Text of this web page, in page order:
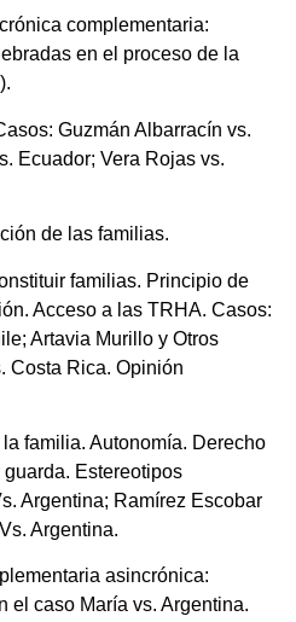
complementaria:
en el proceso de la
Guzmán Albarracín vs.
Ecuador; Vera Rojas vs.
de las familias.
familias. Principio de
Acceso a las TRHA. Casos:
Artavia Murillo y Otros
Costa Rica. Opinión
familia. Autonomía. Derecho
Estereotipos
Argentina; Ramírez Escobar
Argentina.
asincrónica:
el caso María vs. Argentina.